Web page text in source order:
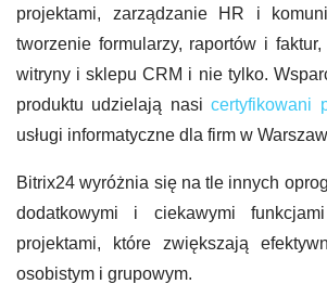
projektami, zarządzanie HR i
tworzenie formularzy, raportów i faktur,
witryny i sklepu CRM i nie tylko.
produktu udzielają nasicertyfikowani
usługi informatyczne dla firm w
Bitrix24 wyróżnia się na tle innych
dodatkowymi i ciekawymi
projektami, które zwiększają
osobistym i grupowym.